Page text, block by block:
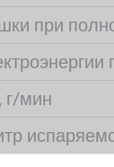
при
г/мин